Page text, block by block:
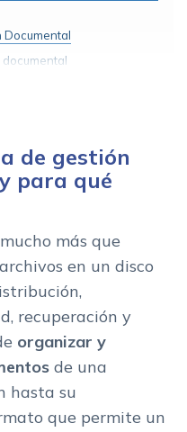
Documental
documental
y accesibilidad
automatica
de la empresa
de gestión
para qué
más que
en un disco
recuperación y
organizar y
de una
hasta su
que permite un